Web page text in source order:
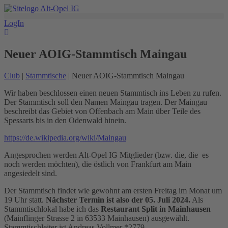
Zum
springen
LogIn
Neuer AOIG-Stammtisch Maingau
Club | Stammtische | Neuer AOIG-Stammtisch Maingau
Wir haben beschlossen einen neuen Stammtisch ins Leben zu rufen.
Der Stammtisch soll den Namen Maingau tragen. Der Maingau
beschreibt das Gebiet von Offenbach am Main über Teile des
Spessarts bis in den Odenwald hinein.
https://de.wikipedia.org/wiki/Maingau
Angesprochen werden Alt-Opel IG Mitglieder (bzw. die, die es
noch werden möchten), die östlich von Frankfurt am Main
angesiedelt sind.
Der Stammtisch findet wie gewohnt am ersten Freitag im Monat um
19 Uhr statt. Nächster Termin ist also der 05. Juli 2024. Als
Stammtischlokal habe ich das Restaurant Split in Mainhausen
(Mainflinger Strasse 2 in 63533 Mainhausen) ausgewählt.